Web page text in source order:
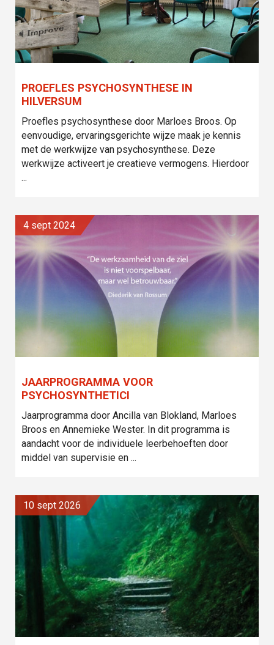
PROEFLES PSYCHOSYNTHESE IN
HILVERSUM
Proefles psychosynthese door Marloes Broos. Op
eenvoudige, ervaringsgerichte wijze maak je kennis
met de werkwijze van psychosynthese. Deze
werkwijze activeert je creatieve vermogens. Hierdoor
...
4 sept 2024
JAARPROGRAMMA VOOR
PSYCHOSYNTHETICI
Jaarprogramma door Ancilla van Blokland, Marloes
Broos en Annemieke Wester. In dit programma is
aandacht voor de individuele leerbehoeften door
middel van supervisie en ...
10 sept 2026